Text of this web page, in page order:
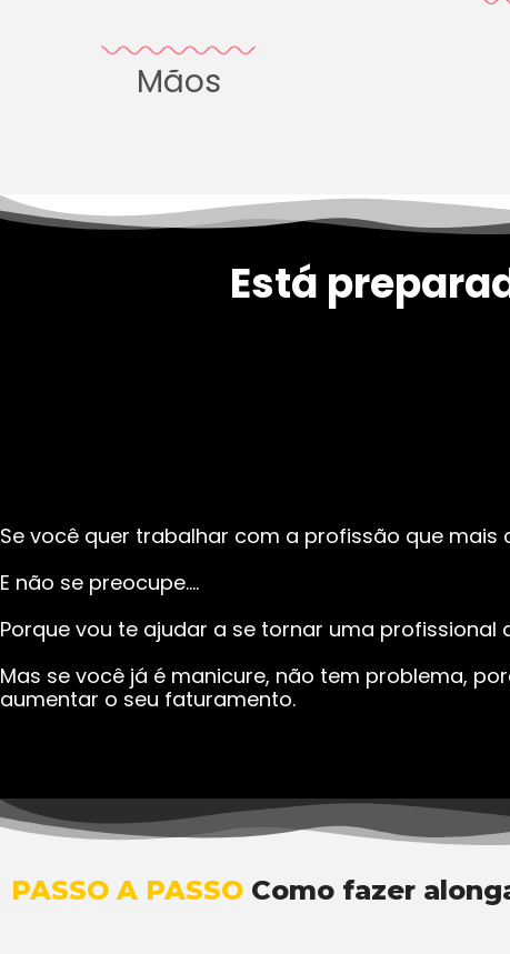
Mãos
Está
Se você quer trabalhar com a profissão que
E não se preocupe….
Porque vou te ajudar a se tornar uma
Mas se você já é manicure, não tem problema,
aumentar o seu faturamento.
PASSO A PASSO Como fazer